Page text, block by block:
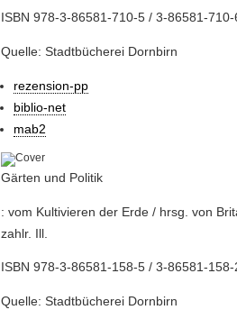
ISBN 978-3-86581-710-5 / 3-86581-
Quelle: Stadtbücherei Dornbirn
rezension-pp
biblio-net
mab2
Gärten und Politik
: vom Kultivieren der Erde / hrsg. von
zahlr. Ill.
ISBN 978-3-86581-158-5 / 3-86581-
Quelle: Stadtbücherei Dornbirn